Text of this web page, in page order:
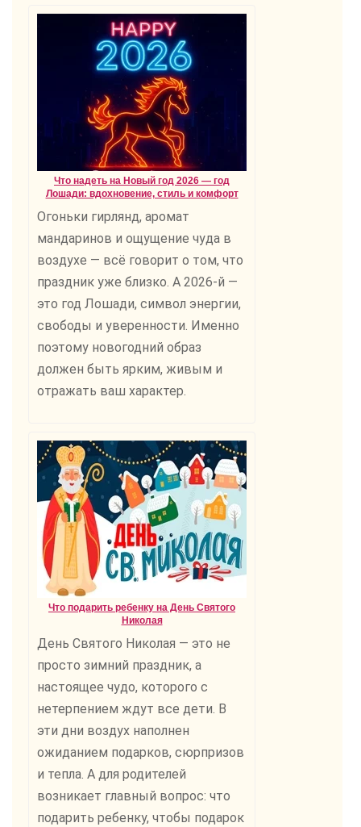
Что надеть на Новый год 2026 — год
Лошади: вдохновение, стиль и комфорт
Огоньки гирлянд, аромат
мандаринов и ощущение чуда в
воздухе — всё говорит о том, что
праздник уже близко. А 2026-й —
это год Лошади, символ энергии,
свободы и уверенности. Именно
поэтому новогодний образ
должен быть ярким, живым и
отражать ваш характер.
Что подарить ребенку на День Святого
Николая
День Святого Николая — это не
просто зимний праздник, а
настоящее чудо, которого с
нетерпением ждут все дети. В
эти дни воздух наполнен
ожиданием подарков, сюрпризов
и тепла. А для родителей
возникает главный вопрос: что
подарить ребенку, чтобы подарок